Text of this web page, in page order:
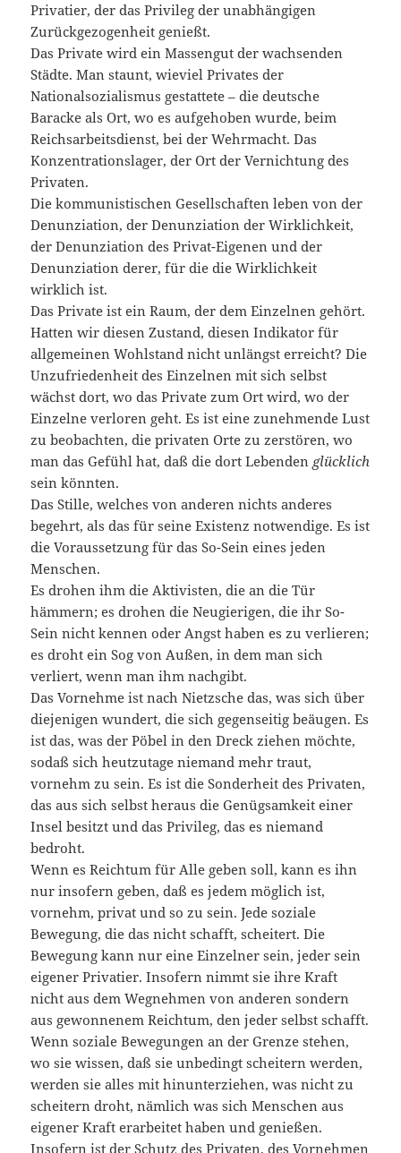
Privatier, der das Privileg der unabhängigen
Zurückgezogenheit genießt.
Das Private wird ein Massengut der wachsenden
Städte. Man staunt, wieviel Privates der
Nationalsozialismus gestattete – die deutsche
Baracke als Ort, wo es aufgehoben wurde, beim
Reichsarbeitsdienst, bei der Wehrmacht. Das
Konzentrationslager, der Ort der Vernichtung des
Privaten.
Die kommunistischen Gesellschaften leben von der
Denunziation, der Denunziation der Wirklichkeit,
der Denunziation des Privat-Eigenen und der
Denunziation derer, für die die Wirklichkeit
wirklich ist.
Das Private ist ein Raum, der dem Einzelnen gehört.
Hatten wir diesen Zustand, diesen Indikator für
allgemeinen Wohlstand nicht unlängst erreicht? Die
Unzufriedenheit des Einzelnen mit sich selbst
wächst dort, wo das Private zum Ort wird, wo der
Einzelne verloren geht. Es ist eine zunehmende Lust
zu beobachten, die privaten Orte zu zerstören, wo
man das Gefühl hat, daß die dort Lebenden glücklich
sein könnten.
Das Stille, welches von anderen nichts anderes
begehrt, als das für seine Existenz notwendige. Es ist
die Voraussetzung für das So-Sein eines jeden
Menschen.
Es drohen ihm die Aktivisten, die an die Tür
hämmern; es drohen die Neugierigen, die ihr So-
Sein nicht kennen oder Angst haben es zu verlieren;
es droht ein Sog von Außen, in dem man sich
verliert, wenn man ihm nachgibt.
Das Vornehme ist nach Nietzsche das, was sich über
diejenigen wundert, die sich gegenseitig beäugen. Es
ist das, was der Pöbel in den Dreck ziehen möchte,
sodaß sich heutzutage niemand mehr traut,
vornehm zu sein. Es ist die Sonderheit des Privaten,
das aus sich selbst heraus die Genügsamkeit einer
Insel besitzt und das Privileg, das es niemand
bedroht.
Wenn es Reichtum für Alle geben soll, kann es ihn
nur insofern geben, daß es jedem möglich ist,
vornehm, privat und so zu sein. Jede soziale
Bewegung, die das nicht schafft, scheitert. Die
Bewegung kann nur eine Einzelner sein, jeder sein
eigener Privatier. Insofern nimmt sie ihre Kraft
nicht aus dem Wegnehmen von anderen sondern
aus gewonnenem Reichtum, den jeder selbst schafft.
Wenn soziale Bewegungen an der Grenze stehen,
wo sie wissen, daß sie unbedingt scheitern werden,
werden sie alles mit hinunterziehen, was nicht zu
scheitern droht, nämlich was sich Menschen aus
eigener Kraft erarbeitet haben und genießen.
Insofern ist der Schutz des Privaten, des Vornehmen